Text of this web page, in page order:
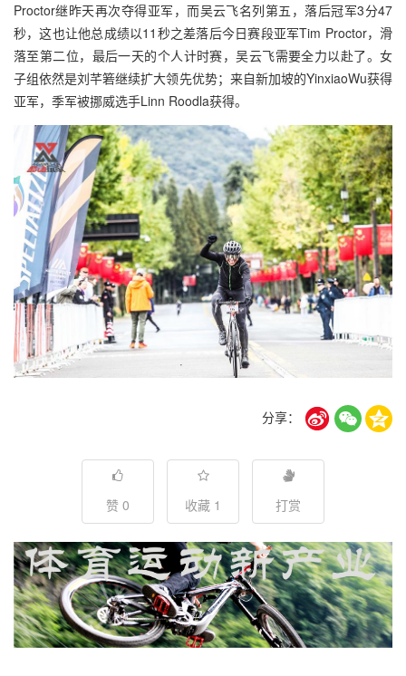
Proctor继昨天再次夺得亚军，而吴云飞名列第五，落后冠军3分47
秒，这也让他总成绩以11秒之差落后今日赛段亚军Tim Proctor，滑
落至第二位，最后一天的个人计时赛，吴云飞需要全力以赴了。女
子组依然是刘芊箬继续扩大领先优势；来自新加坡的YinxiaoWu获得
亚军，季军被挪威选手Linn Roodla获得。
分享：
赞 0 收藏 1 打赏